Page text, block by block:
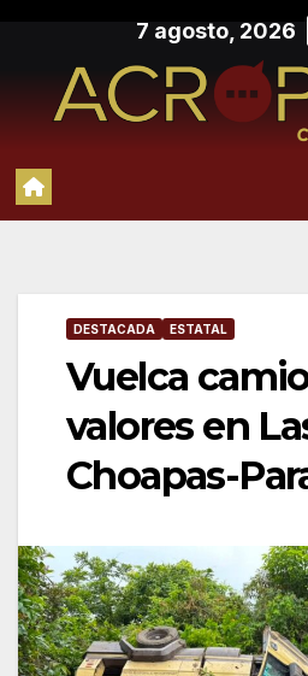
contenido
7 agosto, 2026
DESTACADA ESTATAL
Vuelca
valores en
Choapas-